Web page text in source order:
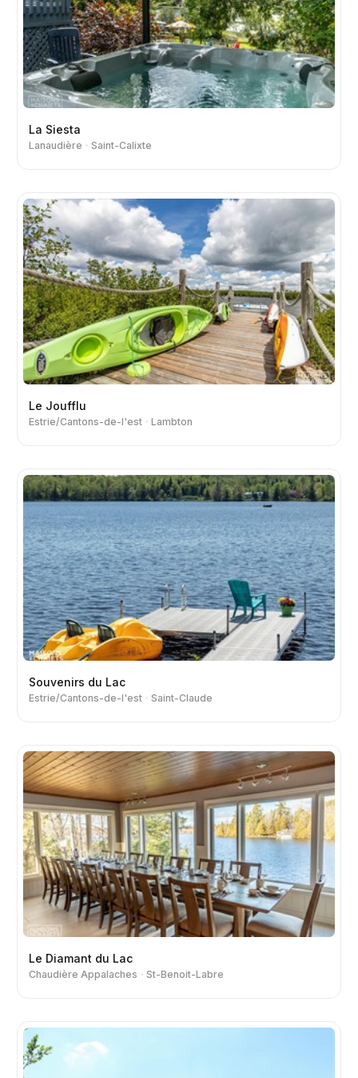
La Siesta
Lanaudière Saint-Calixte
Le Joufflu
Estrie/Cantons-de-l'est Lambton
Souvenirs du Lac
Estrie/Cantons-de-l'est Saint-Claude
Le Diamant du Lac
Chaudière Appalaches St-Benoit-Labre